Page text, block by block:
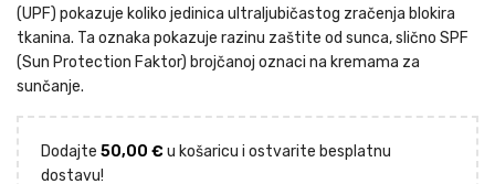
(UPF) pokazuje koliko jedinica ultraljubičastog zračenja blokira
tkanina. Ta oznaka pokazuje razinu zaštite od sunca, slično SPF
(Sun Protection Faktor) brojčanoj oznaci na kremama za
sunčanje.
Dodajte 50,00 € u košaricu i ostvarite besplatnu
dostavu!